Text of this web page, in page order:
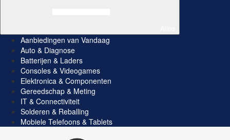
Aanbiedingen van Vandaag
Auto & Diagnose
Batterijen & Laders
Consoles & Videogames
Elektronica & Componenten
Gereedschap & Meting
IT & Connectiviteit
Solderen & Reballing
Mobiele Telefoons & Tablets